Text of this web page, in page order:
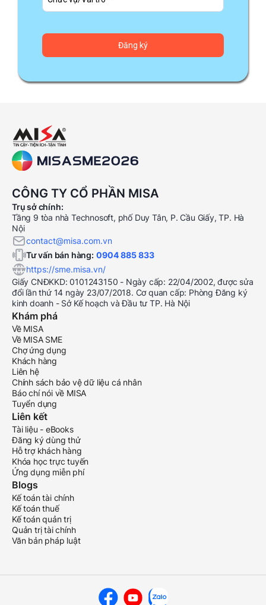
CÔNG TY CỔ PHẦN MISA
Trụ sở chính:
Tầng 9 tòa nhà Technosoft, phố Duy Tân, P. Cầu Giấy, TP. Hà
Nội
contact@misa.com.vn
Tư vấn bán hàng: 0904 885 833
https://sme.misa.vn/
Giấy CNĐKKD: 0101243150 - Ngày cấp: 22/04/2002, được sửa
đổi lần thứ 14 ngày 23/07/2018. Cơ quan cấp: Phòng Đăng ký
kinh doanh - Sở Kế hoạch và Đầu tư TP. Hà Nội
Khám phá
Về MISA
Về MISA SME
Chợ ứng dụng
Khách hàng
Liên hệ
Chính sách bảo vệ dữ liệu cá nhân
Báo chí nói về MISA
Tuyển dụng
Liên kết
Tài liệu - eBooks
Đăng ký dùng thử
Hỗ trợ khách hàng
Khóa học trực tuyến
Ứng dụng miễn phí
Blogs
Kế toán tài chính
Kế toán thuế
Kế toán quản trị
Quản trị tài chính
Văn bản pháp luật